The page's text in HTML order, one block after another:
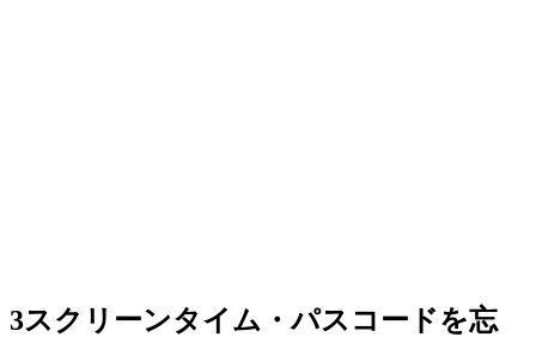
3スクリーンタイム・パスコードを忘